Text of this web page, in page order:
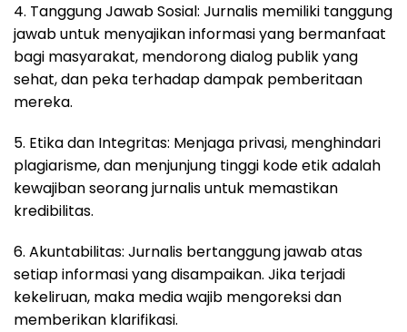
4. Tanggung Jawab Sosial: Jurnalis memiliki tanggung
jawab untuk menyajikan informasi yang bermanfaat
bagi masyarakat, mendorong dialog publik yang
sehat, dan peka terhadap dampak pemberitaan
mereka.
5. Etika dan Integritas: Menjaga privasi, menghindari
plagiarisme, dan menjunjung tinggi kode etik adalah
kewajiban seorang jurnalis untuk memastikan
kredibilitas.
6. Akuntabilitas: Jurnalis bertanggung jawab atas
setiap informasi yang disampaikan. Jika terjadi
kekeliruan, maka media wajib mengoreksi dan
memberikan klarifikasi.